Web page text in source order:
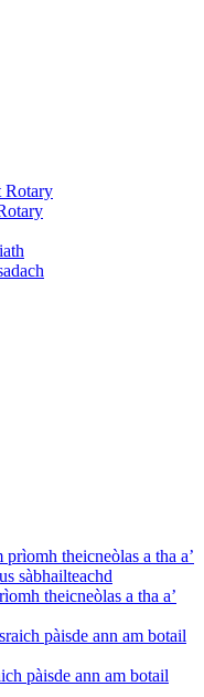
Rotary
theicneòlas a tha a’
pàisde ann am botail